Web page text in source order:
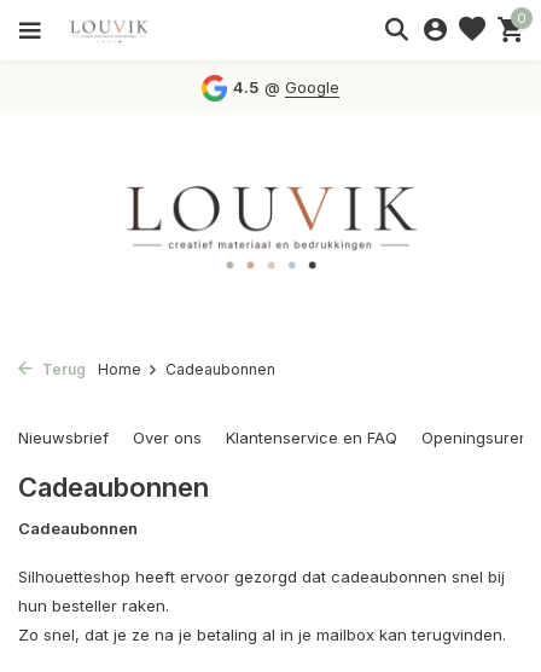
0
4.5 @Google
Terug Home Cadeaubonnen
Nieuwsbrief Over ons Klantenservice en FAQ Openingsuren
Cadeaubonnen
Cadeaubonnen
Silhouetteshop heeft ervoor gezorgd dat cadeaubonnen snel bij
hun besteller raken.
Zo snel, dat je ze na je betaling al in je mailbox kan terugvinden.